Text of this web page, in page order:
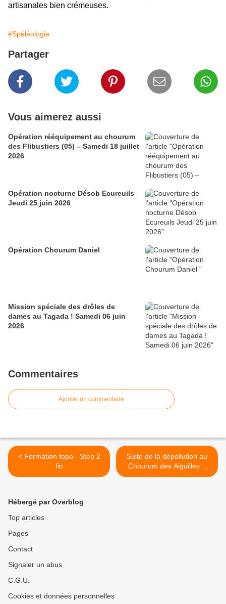
artisanales bien crémeuses.
#Spéléologie
Partager
Vous aimerez aussi
Opération rééquipement au chourum
des Flibustiers (05) – Samedi 18 juillet
2026
Opération nocturne Désob Ecureuils
Jeudi 25 juin 2026
Opération Chourum Daniel
Mission spéciale des drôles de
dames au Tagada ! Samedi 06 juin
2026
Commentaires
Ajouter un commentaire
< Formation topo - Step 2
fin
Suite de la dépollution au
Chourum des Aiguilles –
Samedi 15 juillet 2023 >
Hébergé par Overblog
Top articles
Pages
Contact
Signaler un abus
C.G.U.
Cookies et données personnelles